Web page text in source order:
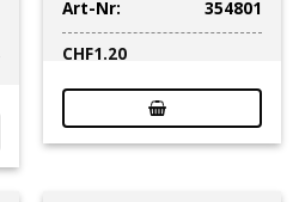
Art-Nr:
354801
CHF1.20